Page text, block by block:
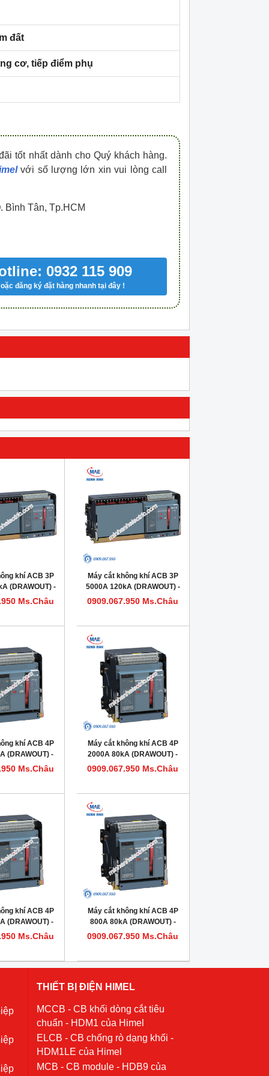
đất
cơ, tiếp điểm phụ
tốt nhất dành cho Quý khách hàng.
với số lượng lớn xin vui lòng call
Bình Tân, Tp.HCM
0932 115 909
đăng ký đặt hàng nhanh tại đây !
khí ACB 3P
(DRAWOUT) -
Ms.Châu
Máy cắt không khí ACB 3P
5000A 120kA (DRAWOUT) -
Model HDW663503DHVV56M
0909.067.950 Ms.Châu
khí ACB 4P
(DRAWOUT) -
Ms.Châu
Máy cắt không khí ACB 4P
2000A 80kA (DRAWOUT) -
Model HDW620204DHVV56M
0909.067.950 Ms.Châu
khí ACB 4P
(DRAWOUT) -
Ms.Châu
Máy cắt không khí ACB 4P
800A 80kA (DRAWOUT) -
Model HDW620084DHVV56M
0909.067.950 Ms.Châu
THIẾT BỊ ĐIỆN HIMEL
MCCB - CB khối dòng cắt tiêu
chuẩn - HDM1 của Himel
ELCB - CB chống rò dạng khối -
HDM1LE của Himel
MCB - CB module - HDB9 của